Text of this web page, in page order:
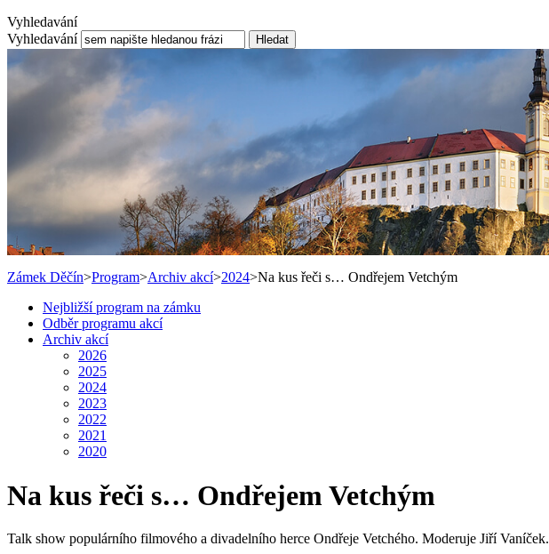
Vyhledavání
Vyhledavání
Hledat
Zámek Děčín>Program>Archiv akcí>2024>Na kus řeči s… Ondřejem Vetchým
Nejbližší program na zámku
Odběr programu akcí
Archiv akcí
2026
2025
2024
2023
2022
2021
2020
Na kus řeči s… Ondřejem Vetchým
Talk show populárního filmového a divadelního herce Ondřeje Vetchého. Moderuje Jiří Vaníček.